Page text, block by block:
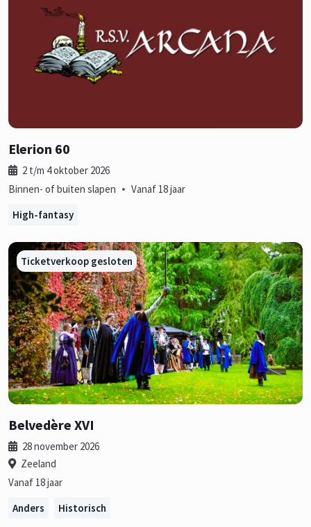
Elerion 60
2 t/m 4 oktober 2026
Binnen- of buiten slapen • Vanaf 18 jaar
High-fantasy
Ticketverkoop gesloten
Belvedère XVI
28 november 2026
Zeeland
Vanaf 18 jaar
Anders
Historisch